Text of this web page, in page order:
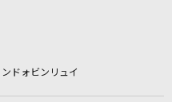
舗検索
エスト
ドォビンリュイ